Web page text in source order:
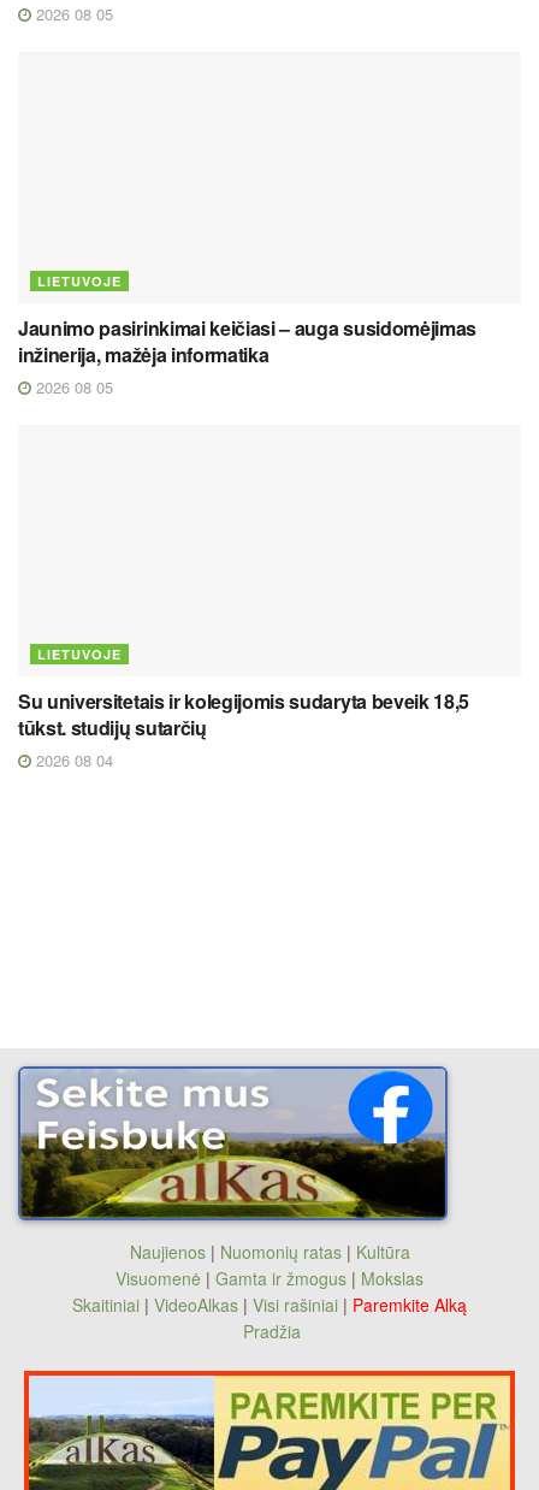
2026 08 05
LIETUVOJE
Jaunimo pasirinkimai keičiasi – auga susidomėjimas
inžinerija, mažėja informatika
2026 08 05
LIETUVOJE
Su universitetais ir kolegijomis sudaryta beveik 18,5
tūkst. studijų sutarčių
2026 08 04
Naujienos| Nuomonių ratas| Kultūra
Visuomenė | Gamta ir žmogus | Mokslas
Skaitiniai | VideoAlkas | Visi rašiniai | Paremkite Alką
Pradžia